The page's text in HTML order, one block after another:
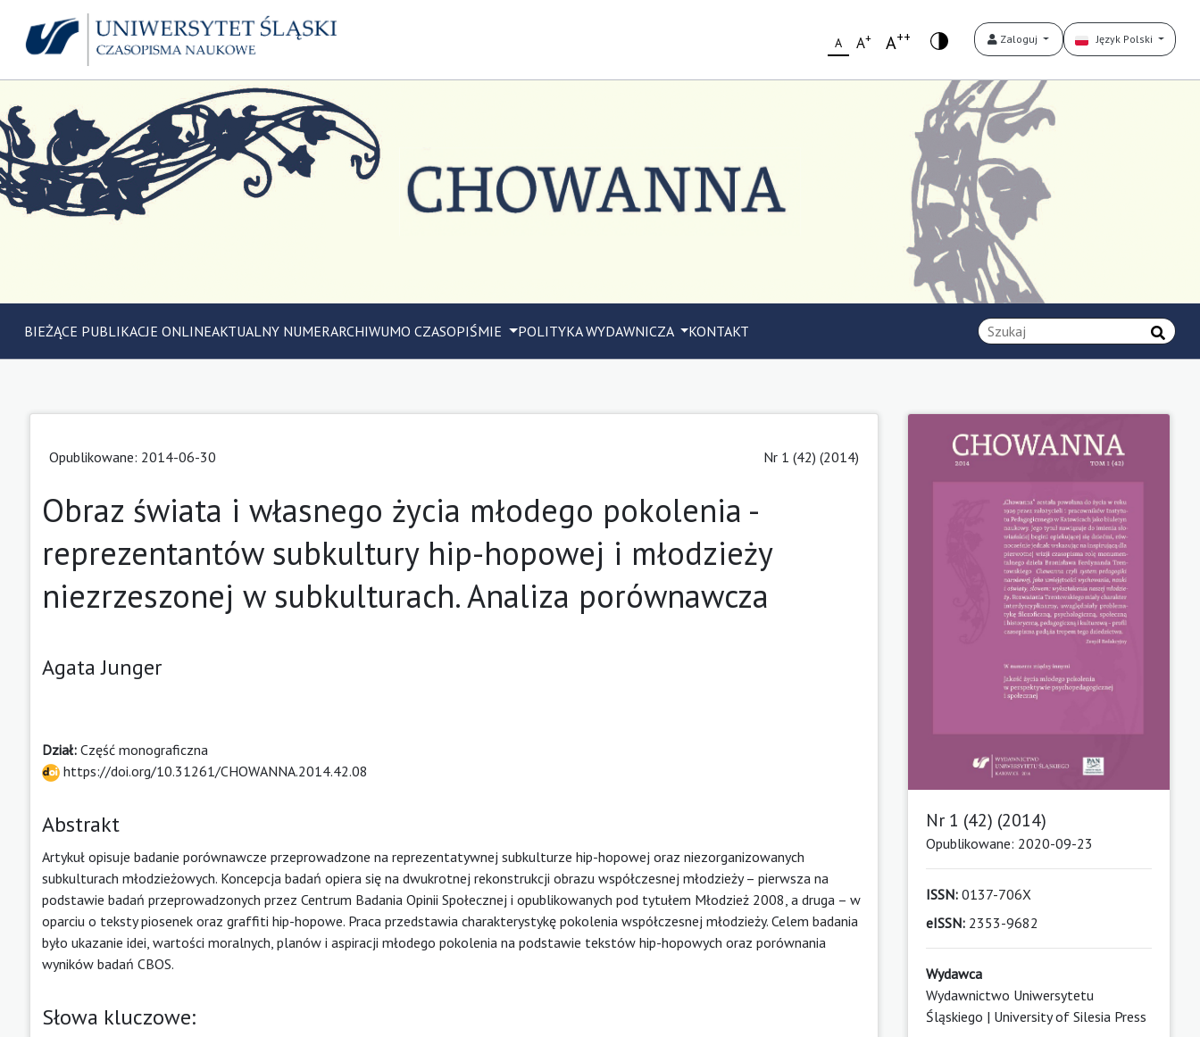
A A+ A++ Zaloguj Język Polski
BIEŻĄCE PUBLIKACJE ONLINEAKTUALNY NUMERARCHIWUMO CZASOPIŚMIE POLITYKA WYDAWNICZA KONTAKT
Opublikowane: 2014-06-30 Nr 1 (42) (2014)
Obraz świata i własnego życia młodego pokolenia -
reprezentantów subkultury hip-hopowej i młodzieży
niezrzeszonej w subkulturach. Analiza porównawcza
Agata Junger
Dział: Część monograficzna
https://doi.org/10.31261/CHOWANNA.2014.42.08
Abstrakt
Artykuł opisuje badanie porównawcze przeprowadzone na reprezentatywnej subkulturze hip-hopowej oraz niezorganizowanych
subkulturach młodzieżowych. Koncepcja badań opiera się na dwukrotnej rekonstrukcji obrazu współczesnej młodzieży – pierwsza na
podstawie badań przeprowadzonych przez Centrum Badania Opinii Społecznej i opublikowanych pod tytułem Młodzież 2008, a druga – w
oparciu o teksty piosenek oraz graffiti hip-hopowe. Praca przedstawia charakterystykę pokolenia współczesnej młodzieży. Celem badania
było ukazanie idei, wartości moralnych, planów i aspiracji młodego pokolenia na podstawie tekstów hip-hopowych oraz porównania
wyników badań CBOS.
Słowa kluczowe:
Nr 1 (42) (2014)
Opublikowane: 2020-09-23
ISSN:0137-706X
eISSN:2353-9682
Wydawca
Wydawnictwo Uniwersytetu
Śląskiego | University of Silesia Press